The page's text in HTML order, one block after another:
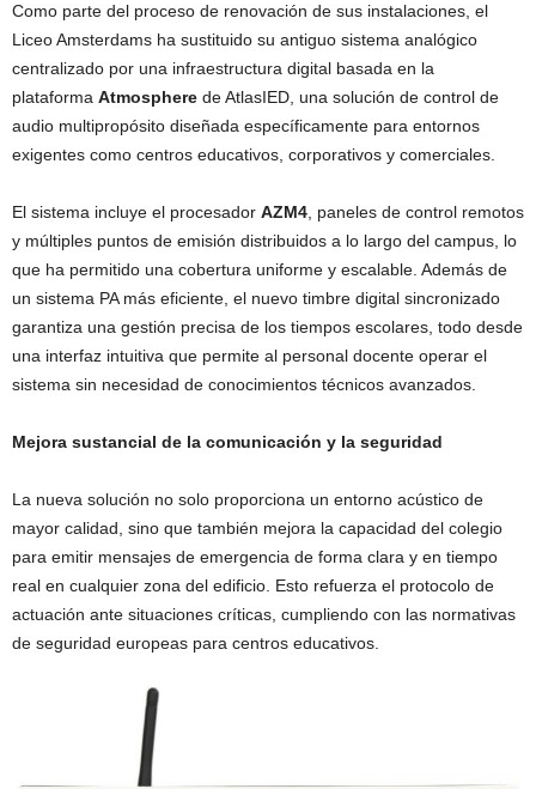
Como parte del proceso de renovación de sus instalaciones, el
Liceo Amsterdams ha sustituido su antiguo sistema analógico
centralizado por una infraestructura digital basada en la
plataforma Atmosphere de AtlasIED, una solución de control de
audio multipropósito diseñada específicamente para entornos
exigentes como centros educativos, corporativos y comerciales.
El sistema incluye el procesador AZM4, paneles de control remotos
y múltiples puntos de emisión distribuidos a lo largo del campus, lo
que ha permitido una cobertura uniforme y escalable. Además de
un sistema PA más eficiente, el nuevo timbre digital sincronizado
garantiza una gestión precisa de los tiempos escolares, todo desde
una interfaz intuitiva que permite al personal docente operar el
sistema sin necesidad de conocimientos técnicos avanzados.
Mejora sustancial de la comunicación y la seguridad
La nueva solución no solo proporciona un entorno acústico de
mayor calidad, sino que también mejora la capacidad del colegio
para emitir mensajes de emergencia de forma clara y en tiempo
real en cualquier zona del edificio. Esto refuerza el protocolo de
actuación ante situaciones críticas, cumpliendo con las normativas
de seguridad europeas para centros educativos.